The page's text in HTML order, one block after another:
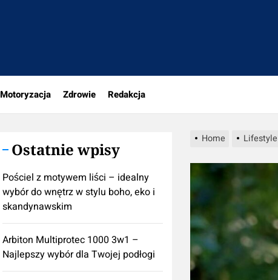
Motoryzacja Zdrowie Redakcja
Home Lifestyle
Ostatnie wpisy
Pościel z motywem liści – idealny
wybór do wnętrz w stylu boho, eko i
skandynawskim
Arbiton Multiprotec 1000 3w1 –
Najlepszy wybór dla Twojej podłogi